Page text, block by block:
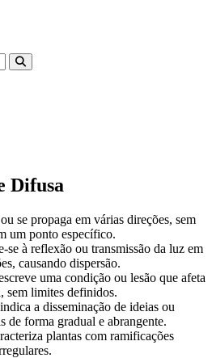
Difusa
se propaga em várias direções, sem
um ponto específico.
se à reflexão ou transmissão da luz em
causando dispersão.
uma condição ou lesão que afeta
sem limites definidos.
a disseminação de ideias ou
de forma gradual e abrangente.
plantas com ramificações